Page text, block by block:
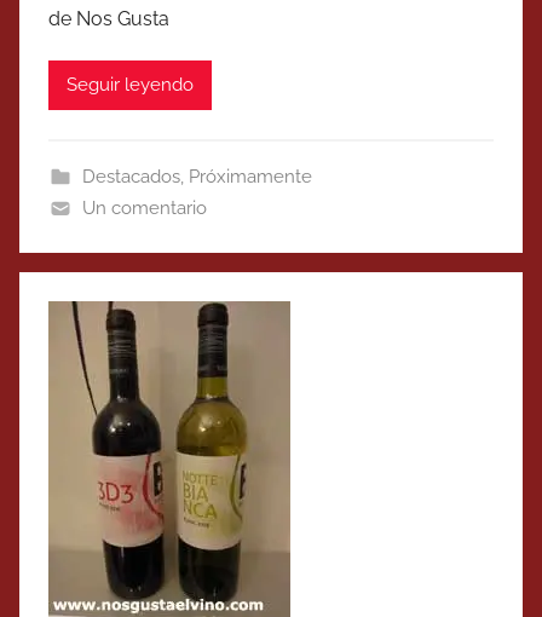
de Nos Gusta
Seguir leyendo
Destacados, Próximamente
Un comentario